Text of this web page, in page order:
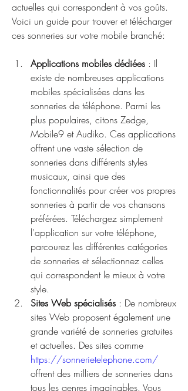
actuelles qui correspondent à vos goûts.
Voici un guide pour trouver et télécharger
ces sonneries sur votre mobile branché:
Applications mobiles dédiées : Il
existe de nombreuses applications
mobiles spécialisées dans les
sonneries de téléphone. Parmi les
plus populaires, citons Zedge,
Mobile9 et Audiko. Ces applications
offrent une vaste sélection de
sonneries dans différents styles
musicaux, ainsi que des
fonctionnalités pour créer vos propres
sonneries à partir de vos chansons
préférées. Téléchargez simplement
l'application sur votre téléphone,
parcourez les différentes catégories
de sonneries et sélectionnez celles
qui correspondent le mieux à votre
style.
Sites Web spécialisés : De nombreux
sites Web proposent également une
grande variété de sonneries gratuites
https://sonnerietelephone.com/
offrent des milliers de sonneries dans
tous les genres imaginables. Vous